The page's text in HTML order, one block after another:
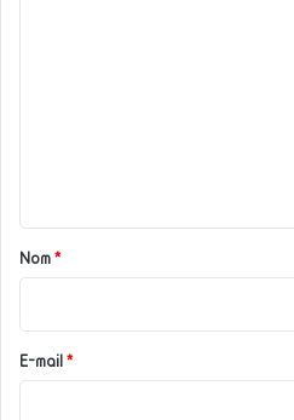
a
r
e
Nom *
E-mail *